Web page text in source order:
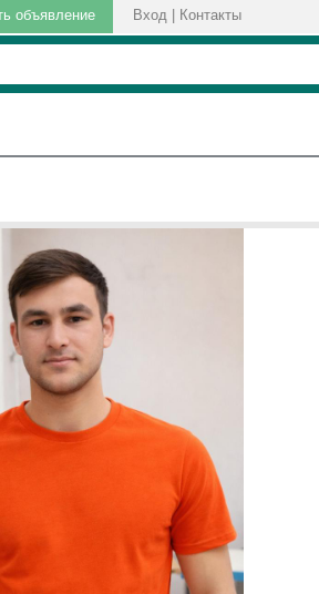
объявление Вход Контакты